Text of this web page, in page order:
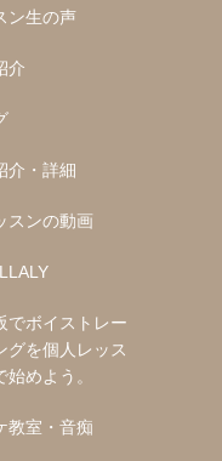
ン生の声
介
介・詳細
スンの動画
でボイストレー
グを個人レッス
始めよう。
教室・音痴